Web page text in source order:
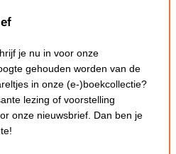
je nu in voor onze
gehouden worden van de
in onze (e-)boekcollectie?
lezing of voorstelling
onze nieuwsbrief. Dan ben je